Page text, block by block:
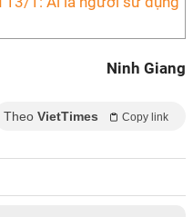
Ninh Giang
Theo VietTimes Copy link